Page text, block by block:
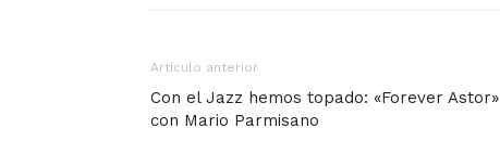
Artículo anterior
Con el Jazz hemos topado: «Forever Astor»
con Mario Parmisano